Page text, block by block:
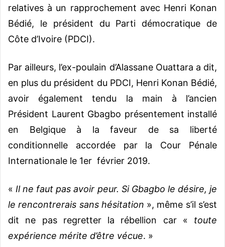
relatives à un rapprochement avec Henri Konan
Bédié, le président du Parti démocratique de
Côte d’Ivoire (PDCI).
Par ailleurs, l’ex-poulain d’Alassane Ouattara a dit,
en plus du président du PDCI, Henri Konan Bédié,
avoir également tendu la main à l’ancien
Président Laurent Gbagbo présentement installé
en Belgique à la faveur de sa liberté
conditionnelle accordée par la Cour Pénale
Internationale le 1er février 2019.
« Il ne faut pas avoir peur. Si Gbagbo le désire, je
le rencontrerais sans hésitation », même s’il s’est
dit ne pas regretter la rébellion car « toute
expérience mérite d’être vécue. »